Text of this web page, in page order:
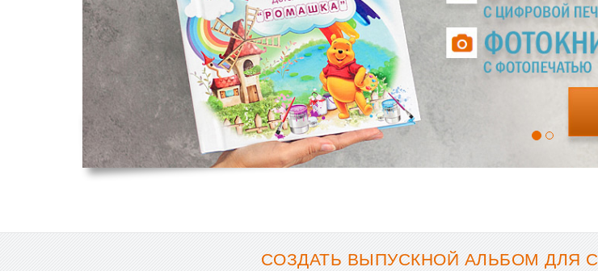
СОЗДАТЬ ВЫПУСКНОЙ АЛЬБОМ ДЛЯ